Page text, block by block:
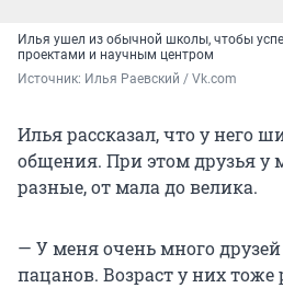
Илья ушел из обычной школы, чтобы
проектами и научным центром
Источник: Илья Раевский / Vk.com
Илья рассказал, что у него
общения. При этом друзья у
разные, от мала до велика.
— У меня очень много
пацанов. Возраст у них